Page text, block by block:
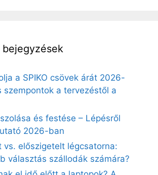
a SPIKO csövek árát 2026-
szempontok a tervezéstől a
és festése – Lépésről
2026-ban
vs. előszigetelt légcsatorna:
választás szállodák számára?